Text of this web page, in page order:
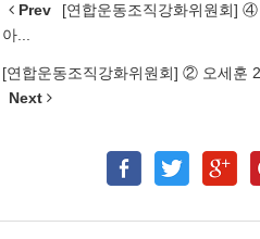
Prev
[연합운동조직강화위원회] ④
아...
[연합운동조직강화위원회] ② 오세훈
Next